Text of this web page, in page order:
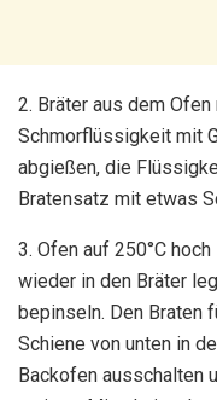
2. Bräter aus dem
Schmorflüssigkeit mit
abgießen, die
Bratensatz mit etwas
3. Ofen auf 250°C
wieder in den Bräter
bepinseln. Den Braten
Schiene von unten in
Backofen ausschalten